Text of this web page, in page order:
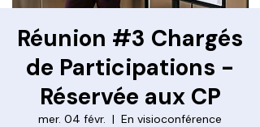
Réunion #3 Chargés
de Participations -
Réservée aux CP
mer. 04 févr.
  |
En visioconférence